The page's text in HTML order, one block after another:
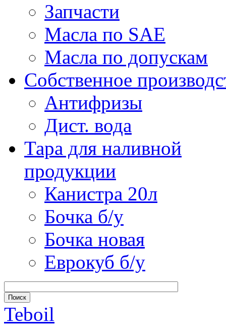
Запчасти
Масла по SAE
Масла по допускам
Собственное
Антифризы
Дист. вода
Тара для наливной
продукции
Канистра 20л
Бочка б/у
Бочка новая
Еврокуб б/у
Teboil